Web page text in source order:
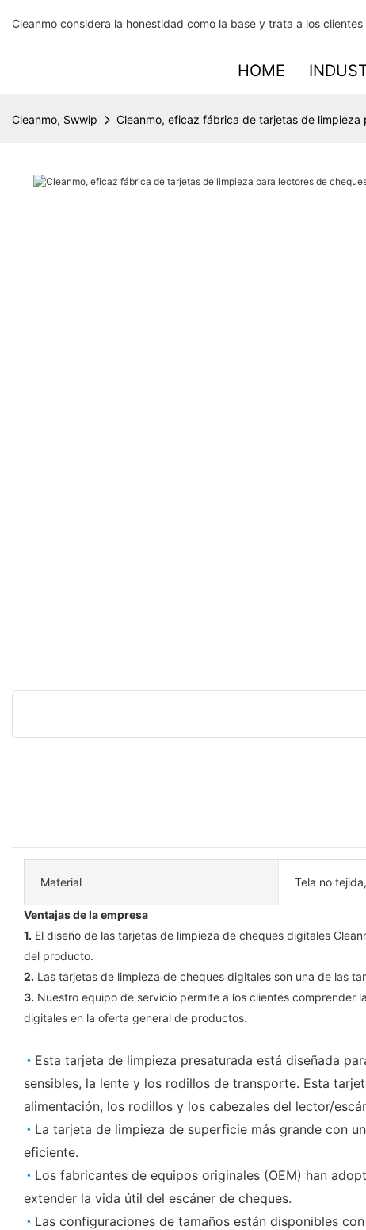
Cleanmo considera la honestidad como la base y trata a los
HOME
Cleanmo, Swwip Cleanmo, eficaz fábrica de tarjetas de
Material Tela no
Ventajas de la empresa
1. El diseño de las tarjetas de limpieza de cheques digitales
del producto.
2. Las tarjetas de limpieza de cheques digitales son una de las
3. Nuestro equipo de servicio permite a los clientes
digitales en la oferta general de productos.
◔ Esta tarjeta de limpieza presaturada está diseñada
sensibles, la lente y los rodillos de transporte. Esta
alimentación, los rodillos y los cabezales del lector/
◔ La tarjeta de limpieza de superficie más grande con
eficiente.
◔ Los fabricantes de equipos originales (OEM) han
extender la vida útil del escáner de cheques.
◔ Las configuraciones de tamaños están disponibles